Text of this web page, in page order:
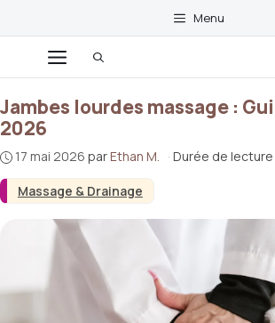
contenu
Menu
Menu
Massage & Drainage
Jambes lourdes massage :
2026
17 mai 2026 parEthan M. · Durée de